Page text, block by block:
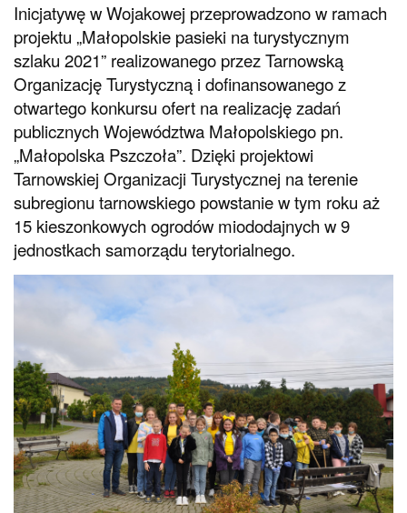
Inicjatywę w Wojakowej przeprowadzono w ramach
projektu „Małopolskie pasieki na turystycznym
szlaku 2021” realizowanego przez Tarnowską
Organizację Turystyczną i dofinansowanego z
otwartego konkursu ofert na realizację zadań
publicznych Województwa Małopolskiego pn.
„Małopolska Pszczoła”. Dzięki projektowi
Tarnowskiej Organizacji Turystycznej na terenie
subregionu tarnowskiego powstanie w tym roku aż
15 kieszonkowych ogrodów miododajnych w 9
jednostkach samorządu terytorialnego.